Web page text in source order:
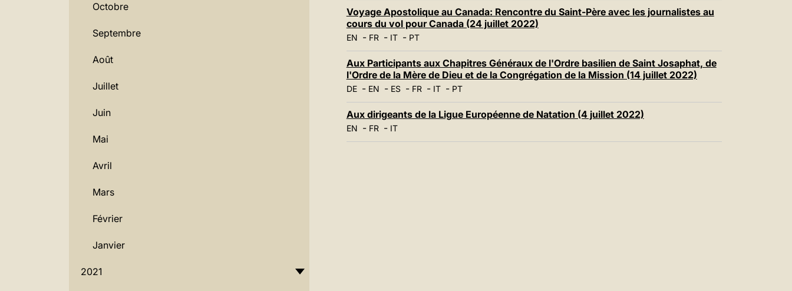
Octobre
Septembre
Août
Juillet
Juin
Mai
Avril
Mars
Février
Janvier
2021
Voyage Apostolique au Canada: Rencontre du Saint-Père avec les journalistes au
cours du vol pour Canada (24 juillet 2022)
EN - FR- IT- PT
Aux Participants aux Chapitres Généraux de l'Ordre basilien de Saint Josaphat, de
l'Ordre de la Mère de Dieu et de la Congrégation de la Mission (14 juillet 2022)
DE- EN - ES- FR- IT- PT
Aux dirigeants de la Ligue Européenne de Natation (4 juillet 2022)
EN - FR- IT